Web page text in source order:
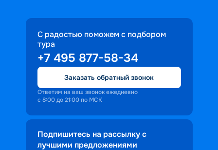
С радостью поможем с подбором
тура
+7 495 877-58-34
Заказать обратный звонок
Ответим на ваш звонок ежедневно
с 8:00 до 21:00 по МСК
Подпишитесь на рассылку с
лучшими предложениями